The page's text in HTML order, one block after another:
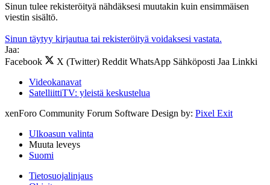
Sinun tulee rekisteröityä nähdäksesi muutakin kuin ensimmäisen
viestin sisältö.
Sinun täytyy kirjautua tai rekisteröityä voidaksesi vastata.
Jaa:
Facebook
X (Twitter) Reddit WhatsApp Sähköposti Jaa Linkki
Videokanavat
SatelliittiTV: yleistä keskustelua
xenForo Community Forum Software Design by: Pixel Exit
Ulkoasun valinta
Muuta leveys
Suomi
Tietosuojalinjaus